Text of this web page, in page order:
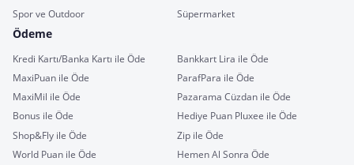
Spor ve Outdoor
Süpermarket
Ödeme
Kredi Kartı/Banka Kartı ile Öde
Bankkart Lira ile Öde
MaxiPuan ile Öde
ParafPara ile Öde
MaxiMil ile Öde
Pazarama Cüzdan ile Öde
Bonus ile Öde
Hediye Puan Pluxee ile Öde
Shop&Fly ile Öde
Zip ile Öde
World Puan ile Öde
Hemen Al Sonra Öde